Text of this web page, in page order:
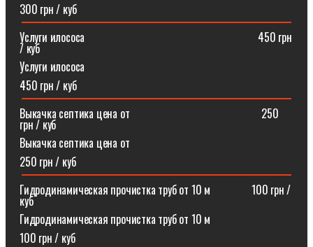
300 грн / куб
Услуги илососа⠀⠀⠀⠀⠀⠀⠀⠀⠀⠀⠀⠀⠀⠀⠀⠀⠀⠀⠀⠀⠀450 грн
/ куб
Услуги илососа
450 грн / куб
Выкачка септика цена от⠀⠀⠀⠀⠀⠀⠀⠀⠀⠀⠀⠀⠀⠀⠀⠀250
грн / куб
Выкачка септика цена от
250 грн / куб
Гидродинамическая прочистка труб от 10 м⠀⠀⠀⠀⠀100 грн /
куб
Гидродинамическая прочистка труб от 10 м
100 грн / куб